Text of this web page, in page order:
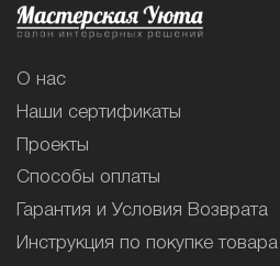
О нас
Наши сертификаты
Проекты
Способы оплаты
Гарантия и Условия Возврата
Инструкция по покупке товара